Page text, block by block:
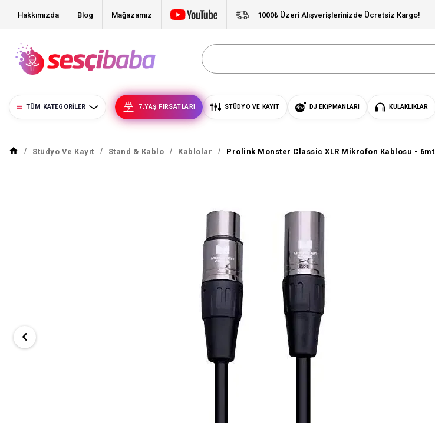
Hakkımızda Blog Mağazamız 1000₺ Üzeri Alışverişlerinizde Ücretsiz Kargo!
TÜM KATEGORILER 7.YAŞ FIRSATLARI STÜDYO VE KAYIT DJ EKIPMANLARI KULAKLIKLAR
Stüdyo Ve Kayıt Stand & Kablo Kablolar Prolink Monster Classic XLR Mikrofon Kablosu - 6mt